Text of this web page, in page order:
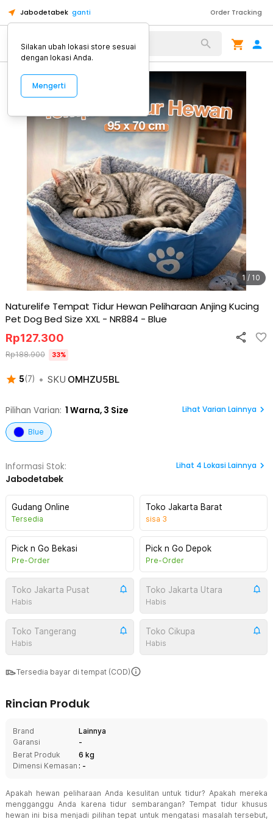
Jabodetabek ganti Order Tracking
Alat Kopi
1 / 10
Naturelife Tempat Tidur Hewan Peliharaan Anjing Kucing
Pet Dog Bed Size XXL - NR884 - Blue
5(7) • SKU OMHZU5BL
Rp127.300
Rp188.900 33%
Pilihan Varian: 1 Warna, 3 Size Lihat Varian Lainnya
Blue
Informasi Stok:
Jabodetabek
Lihat 4 Lokasi Lainnya
Gudang Online
Tersedia
Toko Jakarta Barat
sisa 3
Pick n Go Bekasi
Pre-Order
Pick n Go Depok
Pre-Order
Toko Jakarta Pusat
Habis
Toko Jakarta Utara
Habis
Toko Tangerang
Habis
Toko Cikupa
Habis
Tersedia bayar di tempat (COD)
Rincian Produk
Brand
Lainnya
Garansi
-
Berat Produk
6 kg
Dimensi Kemasan : -
Apakah hewan peliharaan Anda kesulitan untuk tidur? Apakah mereka
mengganggu Anda karena tidur sembarangan? Tempat tidur khusus
hewan ini bisa menjadi pilihan tepat untuk mengatasi masalah tersebut,
Silakan ubah lokasi store sesuai
dengan lokasi Anda.
Mengerti